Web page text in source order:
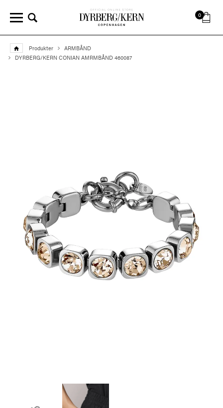
0
Produkter
ARMBÅND
DYRBERG/KERN CONIAN AMRMBÅND 460087